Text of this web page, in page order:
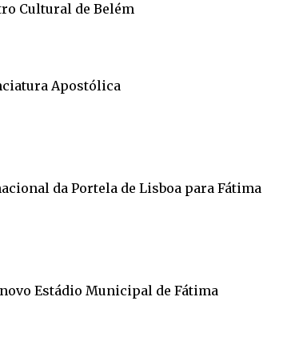
Cultural de Belém
Apostólica
da Portela de Lisboa para Fátima
Estádio Municipal de Fátima